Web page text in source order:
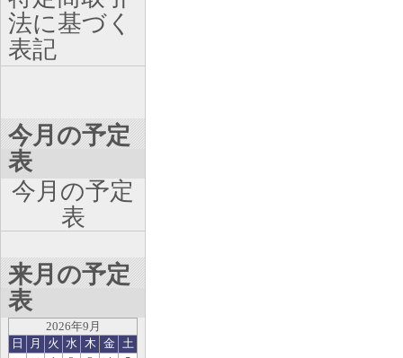
法に基づく
表記
今月の予定
表
今月の予定
表
来月の予定
表
2026年9月
日
月 火 水 木 金 土